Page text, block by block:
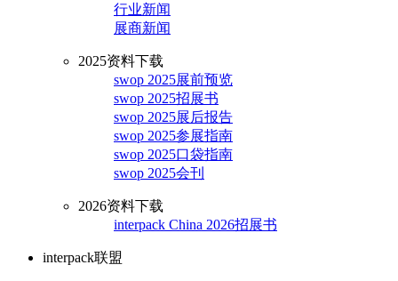
行业新闻
展商新闻
2025资料下载
swop 2025展前预览
swop 2025招展书
swop 2025展后报告
swop 2025参展指南
swop 2025口袋指南
swop 2025会刊
2026资料下载
interpack China 2026招展书
interpack联盟